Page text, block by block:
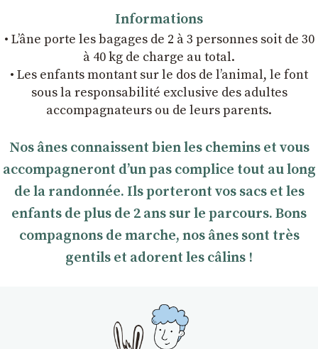
Informations
• L’âne porte les bagages de 2 à 3 personnes soit de 30
à 40 kg de charge au total.
• Les enfants montant sur le dos de l’animal, le font
sous la responsabilité exclusive des adultes
accompagnateurs ou de leurs parents.
Nos ânes connaissent bien les chemins et vous
accompagneront dʼun pas complice tout au long
de la randonnée. Ils porteront vos sacs et les
enfants de plus de 2 ans sur le parcours. Bons
compagnons de marche, nos ânes sont très
gentils et adorent les câlins !